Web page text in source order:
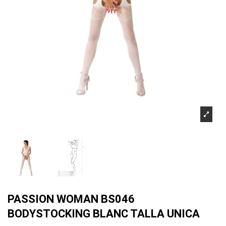
PASSION WOMAN BS046
BODYSTOCKING BLANC TALLA UNICA